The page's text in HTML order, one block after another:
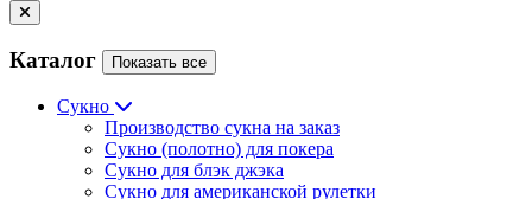
Каталог Показать все
Сукно
Производство сукна на заказ
Сукно (полотно) для покера
Сукно для блэк джэка
Сукно для американской рулетки